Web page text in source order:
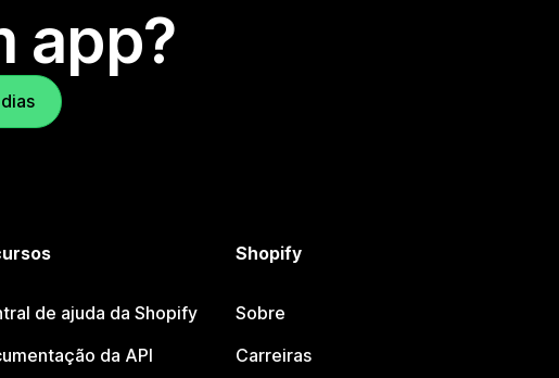
app?
de ajuda da Shopify
da API
Shopify
Sobre
Carreiras